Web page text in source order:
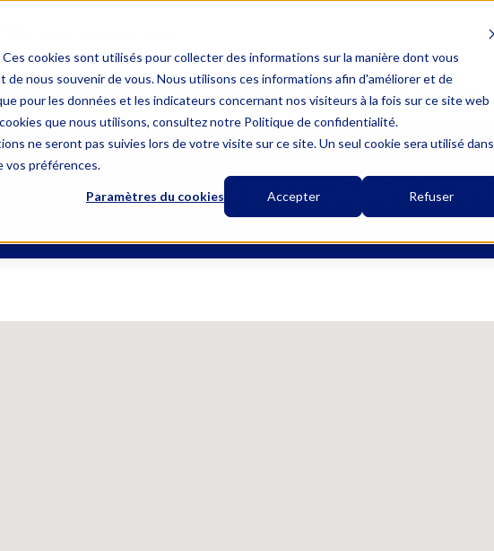
cookies sont utilisés pour collecter des informations sur la manière dont vous
nous souvenir de vous. Nous utilisons ces informations afin d'améliorer et de
pour les données et les indicateurs concernant nos visiteurs à la fois sur ce site web
que nous utilisons, consultez notre Politique de confidentialité.
ne seront pas suivies lors de votre visite sur ce site. Un seul cookie sera utilisé dans
vos préférences.
Paramètres du cookies Accepter Refuser
– SAINT AMOUR